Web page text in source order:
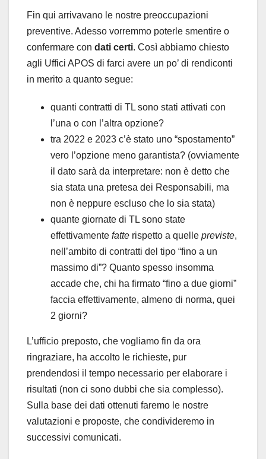
Fin qui arrivavano le nostre preoccupazioni
preventive. Adesso vorremmo poterle smentire o
confermare con dati certi. Così abbiamo chiesto
agli Uffici APOS di farci avere un po’ di rendiconti
in merito a quanto segue:
quanti contratti di TL sono stati attivati con
l’una o con l’altra opzione?
tra 2022 e 2023 c’è stato uno “spostamento”
vero l’opzione meno garantista? (ovviamente
il dato sarà da interpretare: non è detto che
sia stata una pretesa dei Responsabili, ma
non è neppure escluso che lo sia stata)
quante giornate di TL sono state
effettivamente fatte rispetto a quelle previste,
nell’ambito di contratti del tipo “fino a un
massimo di”? Quanto spesso insomma
accade che, chi ha firmato “fino a due giorni”
faccia effettivamente, almeno di norma, quei
2 giorni?
L’ufficio preposto, che vogliamo fin da ora
ringraziare, ha accolto le richieste, pur
prendendosi il tempo necessario per elaborare i
risultati (non ci sono dubbi che sia complesso).
Sulla base dei dati ottenuti faremo le nostre
valutazioni e proposte, che condivideremo in
successivi comunicati.